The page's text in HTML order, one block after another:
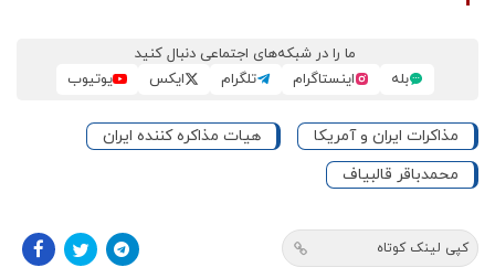
ما را در شبکه‌های اجتماعی دنبال کنید
بله
اینستاگرام تلگرام ایکس یوتیوب
مذاکرات ایران و آمریکا
هیات مذاکره کننده ایران
محمدباقر قالبیاف
کپی لینک کوتاه